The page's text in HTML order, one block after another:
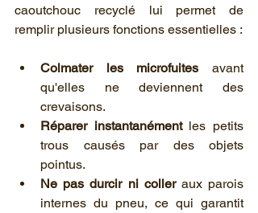
caoutchouc recyclé lui permet de
remplir plusieurs fonctions essentielles :
Colmater les microfuites avant
qu'elles ne deviennent des
crevaisons.
Réparer instantanément les petits
trous causés par des objets
pointus.
Ne pas durcir ni coller aux parois
internes du pneu, ce qui garantit